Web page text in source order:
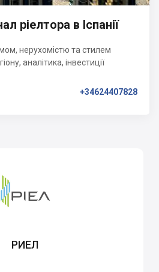
ріелтора в Іспанії
нерухомістю та стилем
аналітика, інвестиції
+34624407828
РИЕЛ